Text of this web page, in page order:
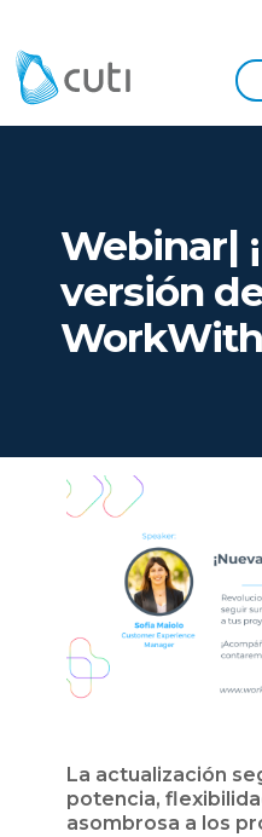
Webinar|
versión
La actualización
potencia,
asombrosa a los